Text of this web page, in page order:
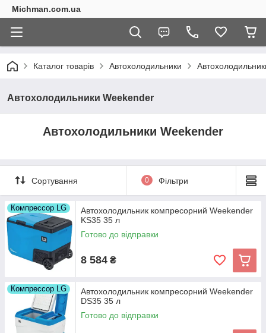
Michman.com.ua
Каталог товарів Автохолодильники
Автохолодильники Weekender
Автохолодильники Weekender
Сортування 0 Фільтри
Компрессор LG
Автохолодильник компресорний Weekender
KS35 35 л
Готово до відправки
8 584 ₴
Компрессор LG
Автохолодильник компресорний Weekender
DS35 35 л
Готово до відправки